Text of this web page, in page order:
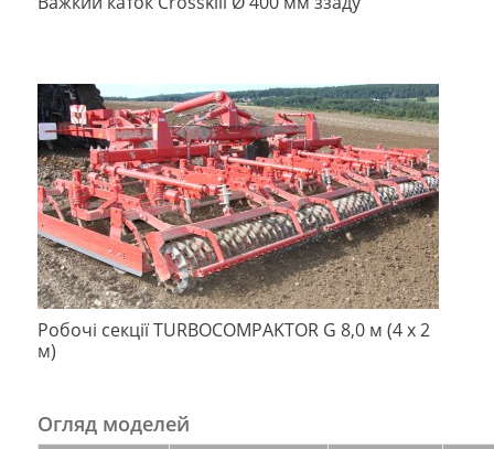
Робочі секції ТURBOCOMPAKTOR G 8,0 м (4 x 2
м)
Огляд моделей